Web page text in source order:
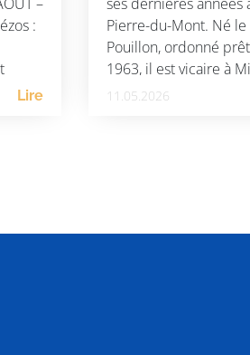
:
Lire
Pierre-du-Mont. Né
Pouillon, ordonné
1963, il est vicaire à
L’année suivante, il l’a
11.05.2026